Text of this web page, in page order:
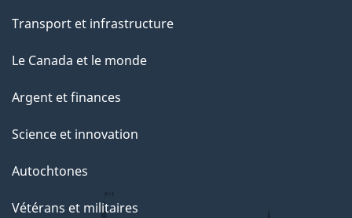
Transport et infrastructure
Le Canada et le monde
Argent et finances
Science et innovation
Autochtones
Vétérans et militaires